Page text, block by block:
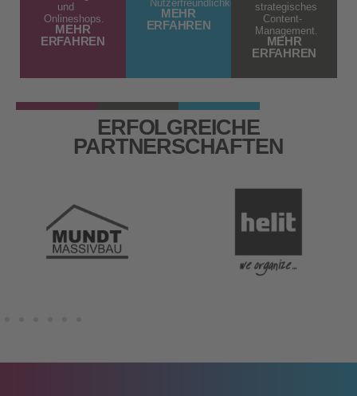
und
Onlineshops.
MEHR
ERFAHREN
Nutzerfreundlichkeit.
MEHR
ERFAHREN
strategisches
Content-
Management.
MEHR
ERFAHREN
ERFOLGREICHE
PARTNERSCHAFTEN